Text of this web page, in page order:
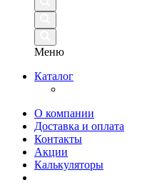
Меню
Каталог
О компании
Доставка и оплата
Контакты
Акции
Калькуляторы